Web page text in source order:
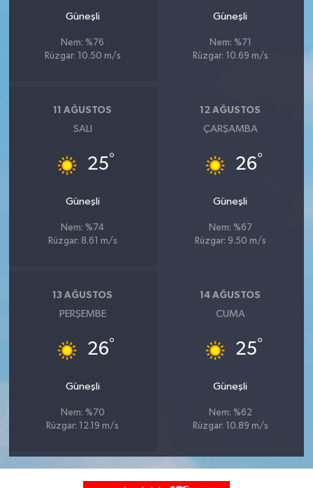
Güneşli
Nem: %76
Rüzgar: 10.50 m/s
Güneşli
Nem: %71
Rüzgar: 10.69 m/s
11 AĞUSTOS
SALI
25°
Güneşli
Nem: %74
Rüzgar: 8.61 m/s
12 AĞUSTOS
ÇARŞAMBA
26°
Güneşli
Nem: %67
Rüzgar: 9.50 m/s
13 AĞUSTOS
PERŞEMBE
26°
Güneşli
Nem: %70
Rüzgar: 12.19 m/s
14 AĞUSTOS
CUMA
25°
Güneşli
Nem: %62
Rüzgar: 10.89 m/s